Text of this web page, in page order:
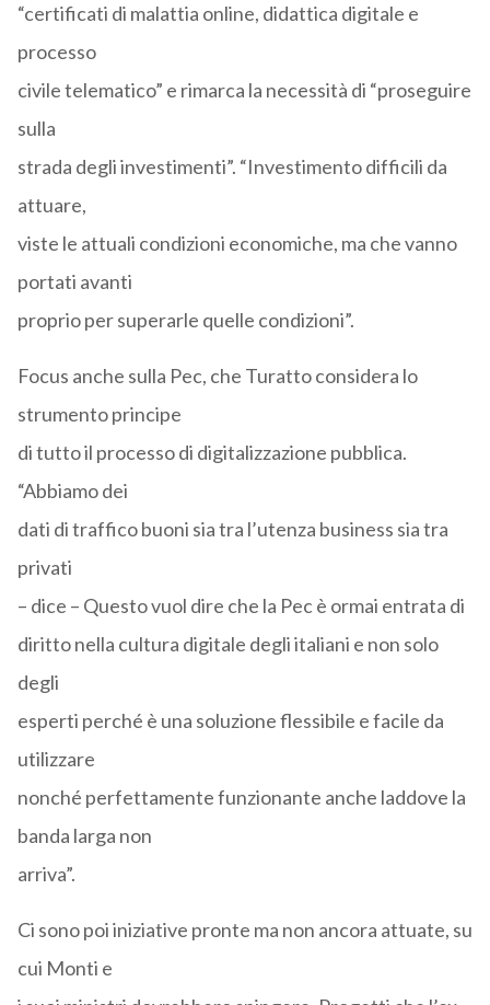
“certificati di malattia online, didattica digitale e
processo
civile telematico” e rimarca la necessità di “proseguire
sulla
strada degli investimenti”. “Investimento difficili da
attuare,
viste le attuali condizioni economiche, ma che vanno
portati avanti
proprio per superarle quelle condizioni”.
Focus anche sulla Pec, che Turatto considera lo
strumento principe
di tutto il processo di digitalizzazione pubblica.
“Abbiamo dei
dati di traffico buoni sia tra l’utenza business sia tra
privati
– dice – Questo vuol dire che la Pec è ormai entrata di
diritto nella cultura digitale degli italiani e non solo
degli
esperti perché è una soluzione flessibile e facile da
utilizzare
nonché perfettamente funzionante anche laddove la
banda larga non
arriva”.
Ci sono poi iniziative pronte ma non ancora attuate, su
cui Monti e